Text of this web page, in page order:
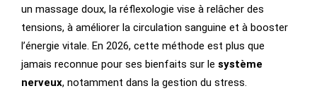
un massage doux, la réflexologie vise à relâcher des
tensions, à améliorer la circulation sanguine et à booster
l’énergie vitale. En 2026, cette méthode est plus que
jamais reconnue pour ses bienfaits sur le système
nerveux, notamment dans la gestion du stress.